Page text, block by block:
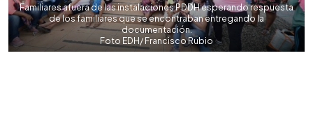
Familiares afuera de las instalaciones PDDH esperando respuesta
de los familiares que se encontraban entregando la
documentación.
Foto EDH/ Francisco Rubio